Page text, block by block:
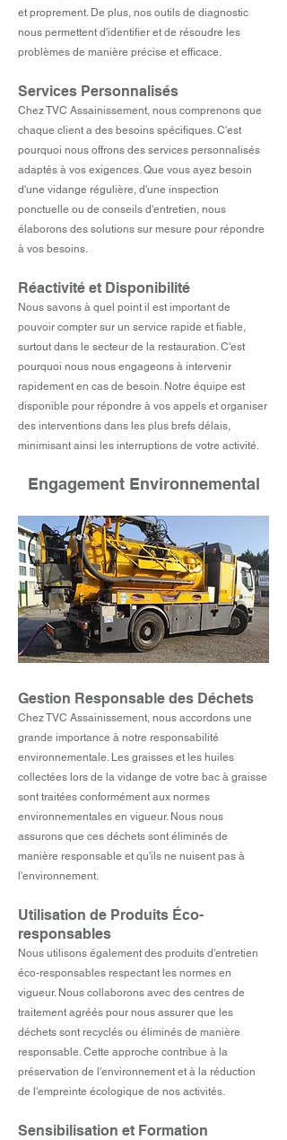
et proprement. De plus, nos outils de diagnostic
nous permettent d'identifier et de résoudre les
problèmes de manière précise et efficace.
Services Personnalisés
Chez TVC Assainissement, nous comprenons que
chaque client a des besoins spécifiques. C'est
pourquoi nous offrons des services personnalisés
adaptés à vos exigences. Que vous ayez besoin
d'une vidange régulière, d'une inspection
ponctuelle ou de conseils d'entretien, nous
élaborons des solutions sur mesure pour répondre
à vos besoins.
Réactivité et Disponibilité
Nous savons à quel point il est important de
pouvoir compter sur un service rapide et fiable,
surtout dans le secteur de la restauration. C'est
pourquoi nous nous engageons à intervenir
rapidement en cas de besoin. Notre équipe est
disponible pour répondre à vos appels et organiser
des interventions dans les plus brefs délais,
minimisant ainsi les interruptions de votre activité.
Engagement Environnemental
Gestion Responsable des Déchets
Chez TVC Assainissement, nous accordons une
grande importance à notre responsabilité
environnementale. Les graisses et les huiles
collectées lors de la vidange de votre bac à graisse
sont traitées conformément aux normes
environnementales en vigueur. Nous nous
assurons que ces déchets sont éliminés de
manière responsable et qu'ils ne nuisent pas à
l'environnement.
Utilisation de Produits Éco-
responsables
Nous utilisons également des produits d'entretien
éco-responsables respectant les normes en
vigueur. Nous collaborons avec des centres de
traitement agréés pour nous assurer que les
déchets sont recyclés ou éliminés de manière
responsable. Cette approche contribue à la
préservation de l'environnement et à la réduction
de l'empreinte écologique de nos activités.
Sensibilisation et Formation